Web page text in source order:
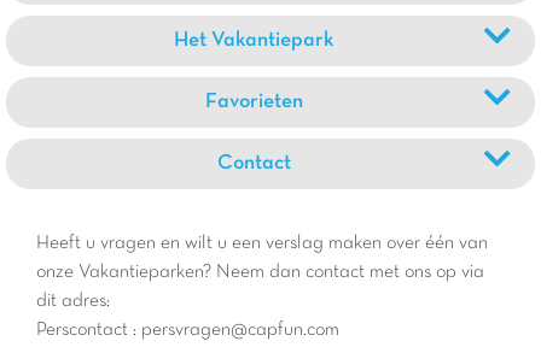
Het Vakantiepark
Favorieten
Contact
Heeft u vragen en wilt u een verslag maken over één van
onze Vakantieparken? Neem dan contact met ons op via
dit adres:
Perscontact : persvragen@capfun.com